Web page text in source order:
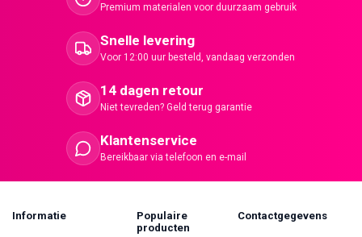
Premium materialen voor duurzaam gebruik
Snelle levering
Voor 12:00 uur besteld, vandaag verzonden
14 dagen retour
Niet tevreden? Geld terug garantie
Klantenservice
Bereikbaar via telefoon en e-mail
Informatie
Populaire
producten
Contactgegevens